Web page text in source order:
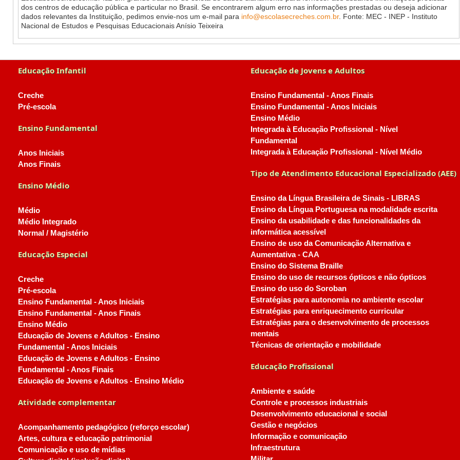
dos centros de educação pública e particular no Brasil. Se encontrarem algum erro nas informações prestadas ou deseja adicionar
dados relevantes da Instituição, pedimos envie-nos um e-mail para info@escolasecreches.com.br. Fonte: MEC - INEP - Instituto
Nacional de Estudos e Pesquisas Educacionais Anísio Teixeira
Educação Infantil
Creche
Pré-escola
Ensino Fundamental
Anos Iniciais
Anos Finais
Ensino Médio
Médio
Médio Integrado
Normal / Magistério
Educação Especial
Creche
Pré-escola
Ensino Fundamental - Anos Iniciais
Ensino Fundamental - Anos Finais
Ensino Médio
Educação de Jovens e Adultos - Ensino
Fundamental - Anos Iniciais
Educação de Jovens e Adultos - Ensino
Fundamental - Anos Finais
Educação de Jovens e Adultos - Ensino Médio
Atividade complementar
Acompanhamento pedagógico (reforço escolar)
Artes, cultura e educação patrimonial
Comunicação e uso de mídias
Educação de Jovens e Adultos
Ensino Fundamental - Anos Finais
Ensino Fundamental - Anos Iniciais
Ensino Médio
Integrada à Educação Profissional - Nível
Fundamental
Integrada à Educação Profissional - Nível Médio
Tipo de Atendimento Educacional Especializado (AEE)
Ensino da Língua Brasileira de Sinais - LIBRAS
Ensino da Língua Portuguesa na modalidade escrita
Ensino da usabilidade e das funcionalidades da
informática acessível
Ensino de uso da Comunicação Alternativa e
Aumentativa - CAA
Ensino do Sistema Braille
Ensino do uso de recursos ópticos e não ópticos
Ensino do uso do Soroban
Estratégias para autonomia no ambiente escolar
Estratégias para enriquecimento curricular
Estratégias para o desenvolvimento de processos
mentais
Técnicas de orientação e mobilidade
Educação Profissional
Ambiente e saúde
Controle e processos industriais
Desenvolvimento educacional e social
Gestão e negócios
Informação e comunicação
Infraestrutura